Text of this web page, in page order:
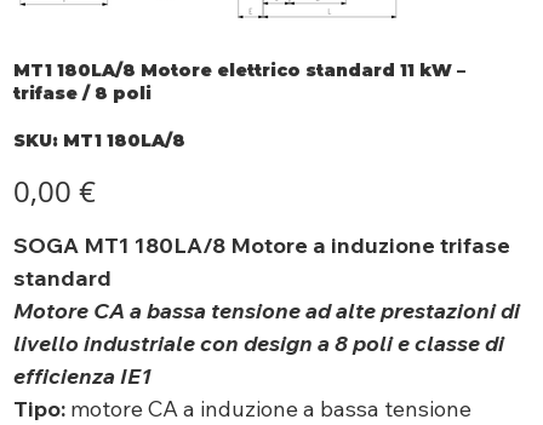
MT1 180LA/8 Motore elettrico standard 11 kW –
trifase / 8 poli
SKU: SKU
MT1
MT1 180LA/8
0,00 €
SOGA MT1 180LA/8 Motore a induzione trifase
standard
Motore CA a bassa tensione ad alte prestazioni di
livello industriale con design a 8 poli e classe di
efficienza IE1
Tipo:motore CA a induzione a bassa tensione